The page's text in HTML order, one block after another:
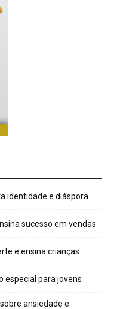
identidade e diáspora
sucesso em vendas
e ensina crianças
especial para jovens
ansiedade e